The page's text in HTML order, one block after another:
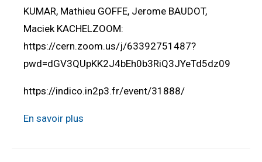
KUMAR, Mathieu GOFFE, Jerome BAUDOT,
Maciek KACHELZOOM:
https://cern.zoom.us/j/63392751487?
pwd=dGV3QUpKK2J4bEh0b3RiQ3JYeTd5dz09
https://indico.in2p3.fr/event/31888/
En savoir plus